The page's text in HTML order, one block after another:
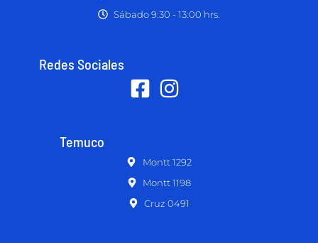
Sábado 9:30 - 13:00 hrs.
Redes Sociales
Temuco
Montt 1292
Montt 1198
Cruz 0491